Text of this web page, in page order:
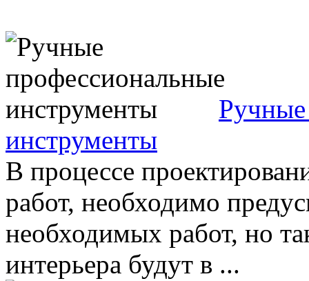
инструменты
В процессе
работ, необходимо
необходимых работ, но
интерьера будут в ...